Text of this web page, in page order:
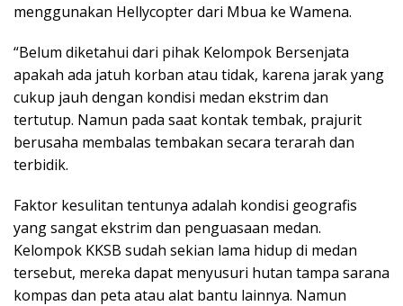
menggunakan Hellycopter dari Mbua ke Wamena.
“Belum diketahui dari pihak Kelompok Bersenjata
apakah ada jatuh korban atau tidak, karena jarak yang
cukup jauh dengan kondisi medan ekstrim dan
tertutup. Namun pada saat kontak tembak, prajurit
berusaha membalas tembakan secara terarah dan
terbidik.
Faktor kesulitan tentunya adalah kondisi geografis
yang sangat ekstrim dan penguasaan medan.
Kelompok KKSB sudah sekian lama hidup di medan
tersebut, mereka dapat menyusuri hutan tampa sarana
kompas dan peta atau alat bantu lainnya. Namun